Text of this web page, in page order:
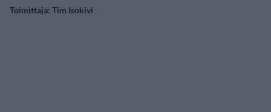
Toimittaja: Tim Isokivi